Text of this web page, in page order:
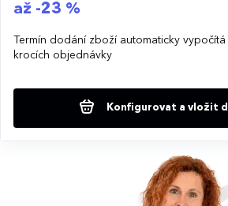
až -23 %
Termín dodání zboží automaticky
krocích objednávky
Konfigurovat a vložit